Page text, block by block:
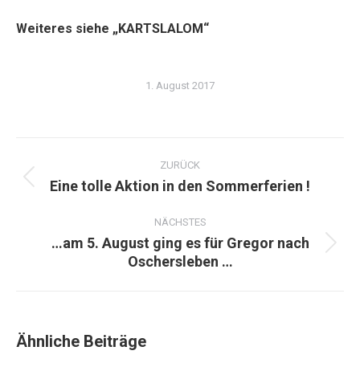
Weiteres siehe „KARTSLALOM“
1. August 2017
ZURÜCK
Vorheriger
Eine tolle Aktion in den Sommerferien !
NÄCHSTES
Nächster
Beitrag:
…am 5. August ging es für Gregor nach
Oschersleben …
Ähnliche Beiträge